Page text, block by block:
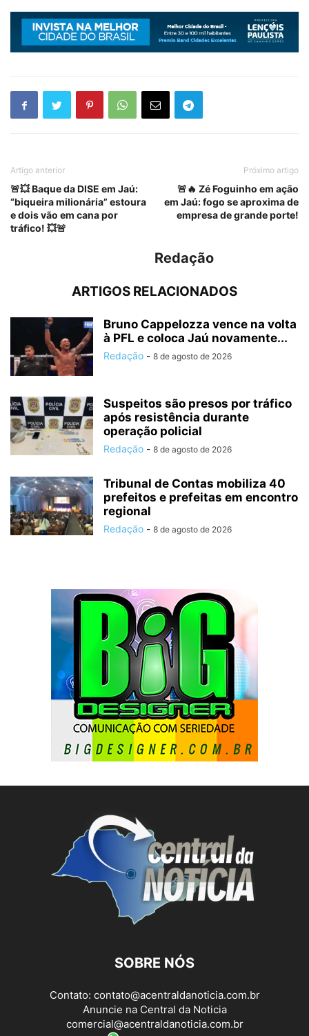
Artigo anterior
🚨💥 Baque da DISE em Jaú:
“biqueira milionária” estoura
e dois vão em cana por
tráfico! 💥🚨
Próximo artigo
🚨🔥 Zé Foguinho em ação
em Jaú: fogo se aproxima de
empresa de grande porte!
Redação
ARTIGOS RELACIONADOS
Bruno Cappelozza vence na volta
à PFL e coloca Jaú novamente...
Redação - 8 de agosto de 2026
Suspeitos são presos por tráfico
após resistência durante
operação policial
Redação - 8 de agosto de 2026
Tribunal de Contas mobiliza 40
prefeitos e prefeitas em encontro
regional
Redação - 8 de agosto de 2026
SOBRE NÓS
Contato: contato@acentraldanoticia.com.br
Anuncie na Central da Noticia
comercial@acentraldanoticia.com.br